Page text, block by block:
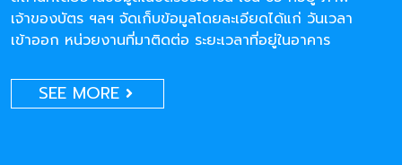
เจ้าของบัตร ฯลฯ จัดเก็บข้อมูลโดยละเอียดได้แก่ วันเวลา
เข้าออก หน่วยงานที่มาติดต่อ ระยะเวลาที่อยู่ในอาคาร
SEE MORE